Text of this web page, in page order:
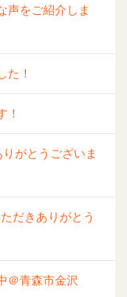
声をご紹介しま
た！
！
がとうございま
だきありがとう
＠青森市金沢